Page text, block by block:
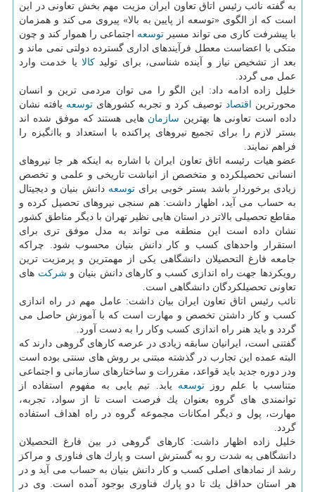
به گفته نائب رئیس اتاق تعاون ایران مزیت مهم بخش تعاونی در این
است كه از الگوی «توسعه از پایین به بالا» پیروی می كند و همزمان
با پیشرفت كاری می تواند مسیر توسعه اجتماعی را هموار كند و چون
متكی با اعضاست معطل فرآیندهای اداری گسترده دولتی نمی ماند و
بعد از تشخیص نیاز و آینده شناسی، برای تولید كالا یا خدمت وارد
عمل می گردد.
خلیل زاده ادامه داد: این الگو را می توان مردمی ترین و انسان
محورترین
اقتصاد توصیف كرد و تجربه كشورهای توسعه یافته نشان
داده است تعاونی ها بهترین سازمان هایی هستند كه موفق شده اند
بستر لازم را برای تجمیع نیروهای پراكنده با استعداد و باانگیزه را
فراهم نمایند.
عضو هیات رئیسه اتاق تعاون ایران با اشاره به اینكه هر جا نیروهای
انسانی تحصیلكرده و متخصص از انباشت تاریخی و علمی و تخصص
زیادی برخوردار باشد بستر خوبی برایتوسعه دانش بنیان و دیجیتال
به حساب می آید، اظهار داشت: هم سنجی نیروهای تحصیل كرده و
مقاطع تحصیلی بالاتر در استان هایی نظیر تهران با دیگر مناطق كشور
نشان داده است این منطقه می تواند به مدل موفق تری برای
استقرار واحدهای كسب و كار دانش بنیان محسوب شود. چراكه
جامعه فارغ التحصیلان دانشگاهی یكی از مهمترین و پرمزیت ترین
رویكردها جهت راه اندازی كسب و كارهای دانش بنیان و شركت های
تعاونی تحصیلكردگان دانشگاهی است.
نائب رئیس اتاق تعاون ایران بیان داشت: عامل مهم در راه اندازی
كسب و كار داشتن تخصص و مهارت است كه با آموزش حاصل می
گردد و باید هنر راه اندازی كسب وكار را به دست آورد.
گفتنی است، ایرانیان سابقه زیادی در عرصه كارهای گروهی دارند كه
البته عمده این تجارب در گذشته مبتنی بر روش های سنتی بوده است
ودر دوره جدید باید قواعد، مقررات و ساختارهای سازمانی و اجتماعی
متناسب با علم روزتوسعه یابد. تیم یابی به مفهوم استفاده از
توانمندی های گروه بعنوان یك فرصت است تا از سواد، تجربه،
مهارت، پول و دیگر امكانات مجموعه گروه در راه اهداف استفاده
گردد.
خلیل زاده اظهار داشت: كارهای گروهی در بین فارغ التحصیلان
دانشگاهی به شدت رو به گسترش است و پارك های فناوری و مراكز
رشد از نمادهای اصلی كسب و كار دانش بنیان به حساب می آید و در
هر استان حداقل یك تا دو پارك فناوری بوجود آمده است. وی در